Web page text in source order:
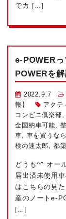
でカ […]
e-POWER
POWERを
2022.9.7
報】
アクテ
コンビニ倶楽部
全国納車可能
車
車を買うなら
検の速太郎
都
どうも^^ オー
届出済未使用
はこちらの見
産のノートe-
[…]